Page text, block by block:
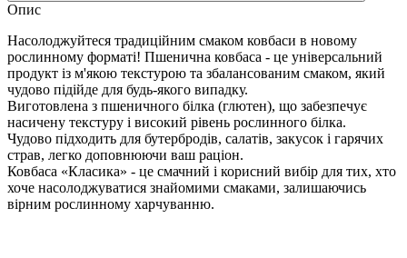
Опис
Насолоджуйтеся традиційним смаком ковбаси в новому
рослинному форматі! Пшенична ковбаса - це універсальний
продукт із м'якою текстурою та збалансованим смаком, який
чудово підійде для будь-якого випадку.
Виготовлена з пшеничного білка (глютен), що забезпечує
насичену текстуру і високий рівень рослинного білка.
Чудово підходить для бутербродів, салатів, закусок і гарячих
страв, легко доповнюючи ваш раціон.
Ковбаса «Класика» - це смачний і корисний вибір для тих, хто
хоче насолоджуватися знайомими смаками, залишаючись
вірним рослинному харчуванню.